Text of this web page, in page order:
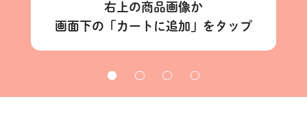
右上の商品画像か
画面下の「カートに追加」をタップ